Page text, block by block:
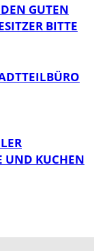
GUTEN
BITTE
UND KUCHEN